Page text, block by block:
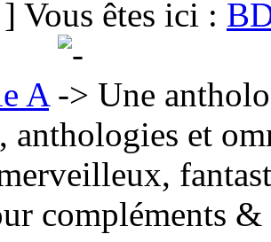
] Vous êtes ici :
A
Une
anthologies et
compléments